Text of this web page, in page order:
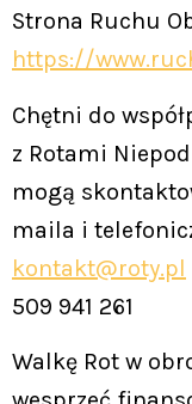
Strona Ruchu
https://
Chętni do
z Rotami
mogą
maila i
kontakt@roty.pl
509 941 261
Walkę Rot w